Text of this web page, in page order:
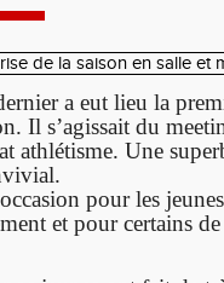
a eut lieu la
Il s’agissait du
athlétisme. Une
pour les
et pour certains